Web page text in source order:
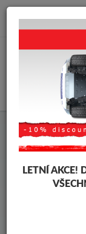
Kryt
LETNÍ AKCE!